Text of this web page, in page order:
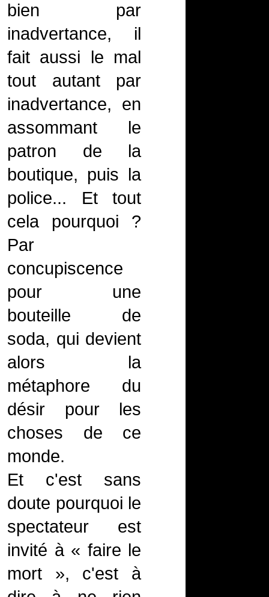
bien par
inadvertance, il
fait aussi le mal
tout autant par
inadvertance, en
assommant le
patron de la
boutique, puis la
police... Et tout
cela pourquoi ?
Par
concupiscence
pour une
bouteille de
soda, qui devient
alors la
métaphore du
désir pour les
choses de ce
monde.
Et c'est sans
doute pourquoi le
spectateur est
invité à « faire le
mort », c'est à